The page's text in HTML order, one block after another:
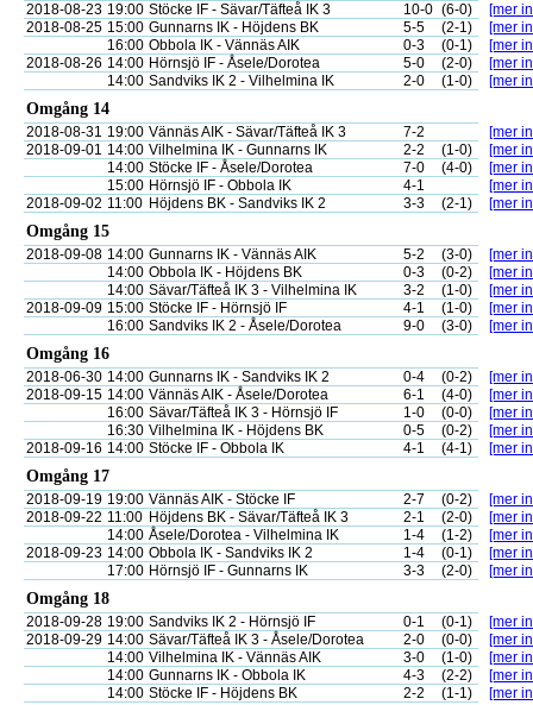
2018-08-23 19:00 Stöcke IF - Sävar/Täfteå IK 3 10-0 (6-0)
[mer
2018-08-25 15:00 Gunnarns IK - Höjdens BK 5-5 (2-1)
[mer
16:00 Obbola IK - Vännäs AIK 0-3 (0-1)
[mer
2018-08-26 14:00 Hörnsjö IF - Åsele/Dorotea 5-0 (2-0)
[mer
14:00 Sandviks IK 2 - Vilhelmina IK 2-0 (1-0) [mer
Omgång 14
2018-08-31 19:00 Vännäs AIK - Sävar/Täfteå IK 3 7-2
[mer
2018-09-01 14:00 Vilhelmina IK - Gunnarns IK 2-2 (1-0)
[mer
14:00 Stöcke IF - Åsele/Dorotea 7-0 (4-0)
[mer
15:00 Hörnsjö IF - Obbola IK 4-1
[mer
2018-09-02 11:00 Höjdens BK - Sandviks IK 2 3-3 (2-1) [mer
Omgång 15
2018-09-08 14:00 Gunnarns IK - Vännäs AIK 5-2 (3-0)
[mer
14:00 Obbola IK - Höjdens BK 0-3 (0-2)
[mer
14:00 Sävar/Täfteå IK 3 - Vilhelmina IK 3-2 (1-0)
[mer
2018-09-09 15:00 Stöcke IF - Hörnsjö IF 4-1 (1-0)
[mer
16:00 Sandviks IK 2 - Åsele/Dorotea 9-0 (3-0) [mer
Omgång 16
2018-06-30 14:00 Gunnarns IK - Sandviks IK 2 0-4 (0-2)
[mer
2018-09-15 14:00 Vännäs AIK - Åsele/Dorotea 6-1 (4-0)
[mer
16:00 Sävar/Täfteå IK 3 - Hörnsjö IF 1-0 (0-0)
[mer
16:30 Vilhelmina IK - Höjdens BK 0-5 (0-2)
[mer
2018-09-16 14:00 Stöcke IF - Obbola IK 4-1 (4-1) [mer
Omgång 17
2018-09-19 19:00 Vännäs AIK - Stöcke IF 2-7 (0-2)
[mer
2018-09-22 11:00 Höjdens BK - Sävar/Täfteå IK 3 2-1 (2-0)
[mer
14:00 Åsele/Dorotea - Vilhelmina IK 1-4 (1-2)
[mer
2018-09-23 14:00 Obbola IK - Sandviks IK 2 1-4 (0-1)
[mer
17:00 Hörnsjö IF - Gunnarns IK 3-3 (2-0) [mer
Omgång 18
2018-09-28 19:00 Sandviks IK 2 - Hörnsjö IF 0-1 (0-1)
[mer
2018-09-29 14:00 Sävar/Täfteå IK 3 - Åsele/Dorotea 2-0 (0-0)
[mer
14:00 Vilhelmina IK - Vännäs AIK 3-0 (1-0)
[mer
14:00 Gunnarns IK - Obbola IK 4-3 (2-2)
[mer
14:00 Stöcke IF - Höjdens BK 2-2 (1-1) [mer